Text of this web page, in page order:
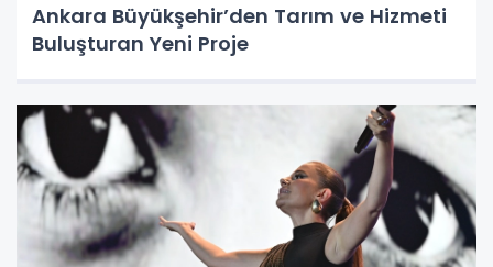
Ankara Büyükşehir’den Tarım ve Hizmeti
Buluşturan Yeni Proje